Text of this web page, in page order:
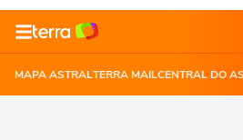
MAPA ASTRALTERRA MAILCENTRAL DO